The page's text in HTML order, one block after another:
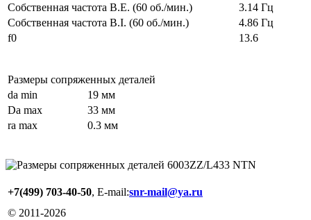
Собственная частота B.E. (60 об./мин.)
3.14 Гц
Собственная частота B.I. (60 об./мин.)
4.86 Гц
f0
13.6
Размеры сопряженных деталей
da min
19 мм
Da max
33 мм
ra max
0.3 мм
+7(499) 703-40-50, E-mail:snr-mail@ya.ru
© 2011-2026